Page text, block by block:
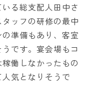
る総支配人田中さ
ッフの研修の最中
準備もあり、客室
です。宴会場もコ
働しなかったもの
気となりそうで